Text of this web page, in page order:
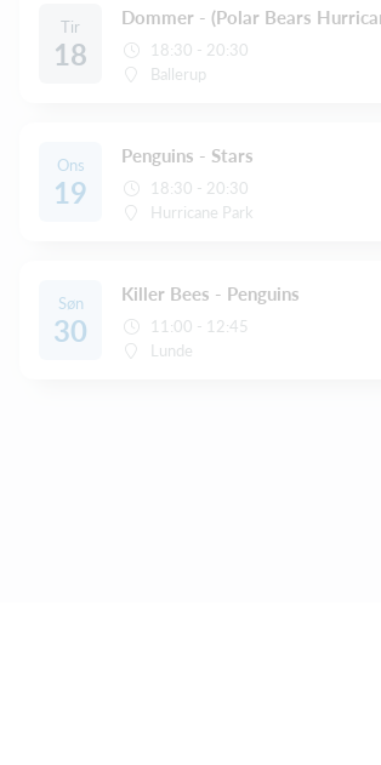
Tir
18
Dommer - (Polar Bears
18:30 - 20:30
Ballerup
Ons
19
Penguins - Stars
18:30 - 20:30
Hurricane Park
Søn
30
Killer Bees - Penguins
11:00 - 12:45
Lunde